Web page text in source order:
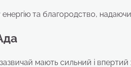
та благородство, надаючи
мають сильний і